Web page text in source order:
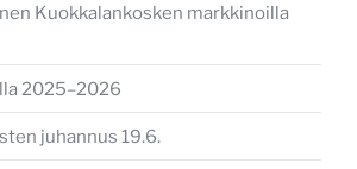
Kuokkalankosken markkinoilla
2025–2026
juhannus 19.6.